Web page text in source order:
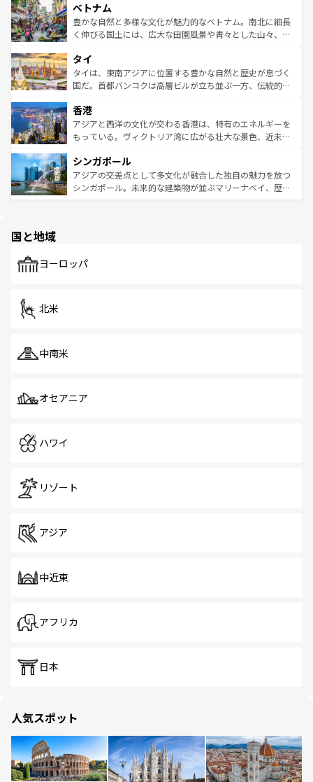
参照してほしい。
容にもいいと評判のスイーツなど、バラエティ豊かな料理
が味わえる。 なお、新着の台湾情報は コンテンツ一覧を参
照してほしい。
き、地方に足を延ばせば四季折々の自然美を楽しむことが
できる。そして、キムチや焼肉、絶品のストリートフード
まで、さまざまな韓国料理が待っている。夜には、韓国な
リティに包まれながら、韓国の多彩な魅力を心ゆくまで味
わってみてほしい。 なお、新着の韓国情報はコンテンツ一
覧を参照してほしい。
ベトナム
豊かな自然と多様な文化が魅力的なベトナム。南北に細長
く伸びる国土には、広大な田園風景や青々とした山々、世
急速な発展と共に伝統が息づく。ハノイの古い町並みやホ
ーチミン市のフランス統治時代の建物も、独特の雰囲気を
醸し出している。また、バラエティの豊かさとおいしさで
とつ。フォーやバインミー、ベトナムコーヒーなどは、ぜ
ひ現地で味わいたい。どの地域を訪れてもあたたかい人々
が旅行者を迎えてくれるので、きっと忘れられない旅にな
参照してほしい。
タイ
タイは、東南アジアに位置する豊かな自然と歴史が息づく
国だ。首都バンコクは高層ビルが立ち並ぶ一方、伝統的な
の活気が交差している。北部ではチェンマイなどの山岳地
帯で自然と触れ合い、南部ではプーケットやクラビの美し
いビーチでリゾート気分を楽しむことができる。タイ料理
激する。気候は一年中温暖で、どの季節にも異なる楽しみ
が待っている。親しみやすいタイの人々、仏教を中心とし
た文化、そして多様な観光資源が、訪れる旅人を魅了し続
香港
アジアと西洋の文化が交わる香港は、特有のエネルギーを
もっている。ヴィクトリア湾に広がる壮大な景色、近未来
み、どこを訪れても感動するはず。観光スポットが密集し
ており、効率よく見どころを回れるのも魅力。息をのむよ
うな絶景から文化的な体験まで、香港を存分に楽しみ尽く
シンガポール
アジアの交差点として多文化が融合した独自の魅力を放つ
シンガポール。未来的な建築物が並ぶマリーナベイ、歴史
で、ホーカーズは地元の風情を楽しめる外せないスポット
国と地域
ヨーロッパ
北米
中南米
オセアニア
ハワイ
リゾート
アジア
中近東
アフリカ
日本
人気スポット